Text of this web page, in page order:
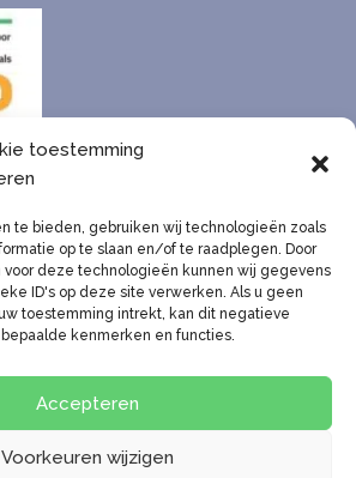
toestemming
te bieden, gebruiken wij technologieën zoals
op te slaan en/of te raadplegen. Door
deze technologieën kunnen wij gegevens
ID's op deze site verwerken. Als u geen
toestemming intrekt, kan dit negatieve
kenmerken en functies.
Accepteren
Voorkeuren wijzigen
voorwaarden
en vergoedingen
Disclaimer
Privacybeleid